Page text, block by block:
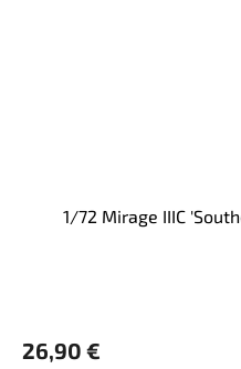
1/72 Mirage IIIC
26,90 €